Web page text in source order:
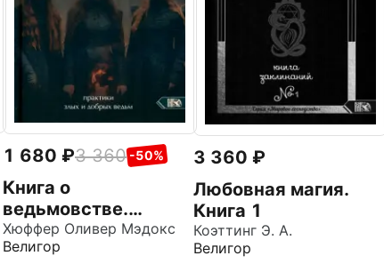
1 680 3 360 -50%
Книга о
ведьмовстве.
Практики злых и
добрых ведьм
Хюффер Оливер Мэдокс
Велигор
3 360
Любовная магия.
Книга 1
Коэттинг Э. А.
Велигор